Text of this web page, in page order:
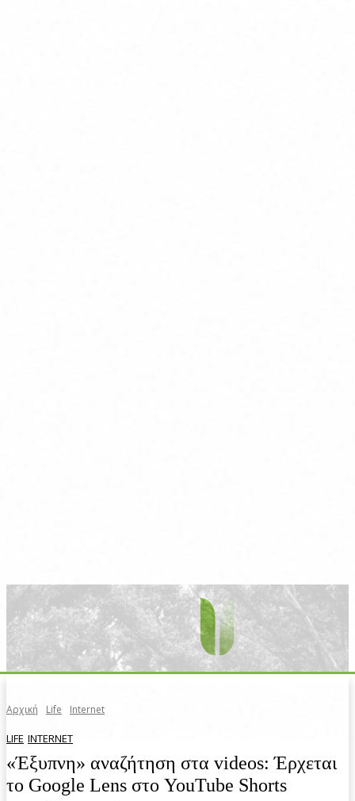
Αρχική Life Internet
LIFE INTERNET
«Έξυπνη» αναζήτηση στα videos: Έρχεται
το Google Lens στο YouTube Shorts